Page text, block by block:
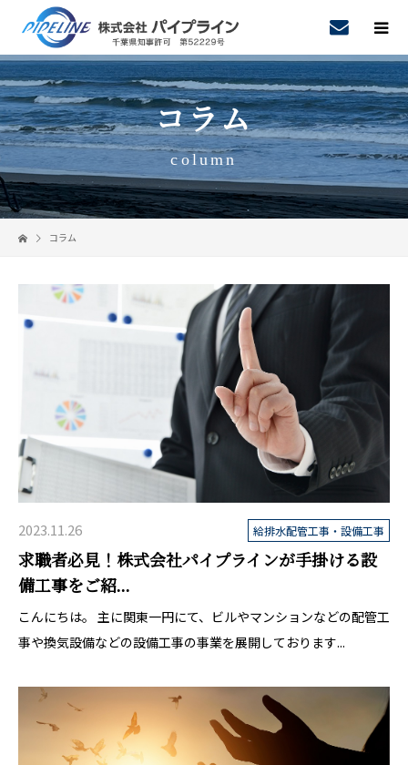
コラム
column
コラム
2023.11.26 給排水配管工事・設備工事
求職者必見！株式会社パイプラインが手掛ける設
備工事をご紹...
こんにちは。 主に関東一円にて、ビルやマンションなどの配管工
事や換気設備などの設備工事の事業を展開しております...